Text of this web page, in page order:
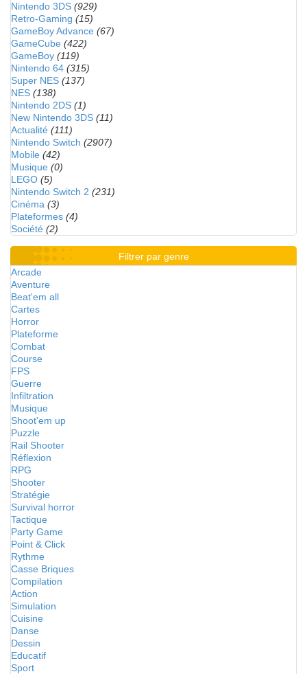
Nintendo 3DS (929)
Retro-Gaming (15)
GameBoy Advance (67)
GameCube (422)
GameBoy (119)
Nintendo 64 (315)
Super NES (137)
NES (138)
Nintendo 2DS (1)
New Nintendo 3DS (11)
Actualité (111)
Nintendo Switch (2907)
Mobile (42)
Musique (0)
LEGO (5)
Nintendo Switch 2 (231)
Cinéma (3)
Plateformes (4)
Société (2)
Filtrer par genre
Arcade
Aventure
Beat'em all
Cartes
Horror
Plateforme
Combat
Course
FPS
Guerre
Infiltration
Musique
Shoot'em up
Puzzle
Rail Shooter
Réflexion
RPG
Shooter
Stratégie
Survival horror
Tactique
Party Game
Point & Click
Rythme
Casse Briques
Compilation
Action
Simulation
Cuisine
Danse
Dessin
Educatif
Sport